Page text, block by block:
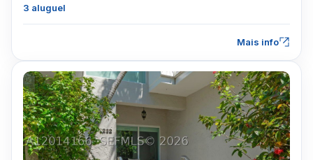
3 aluguel
Mais info